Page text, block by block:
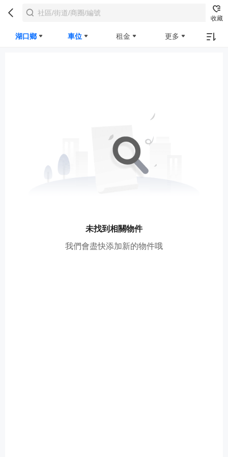
收藏
湖口鄉 車位 租金 更多
未找到相關物件
我們會盡快添加新的物件哦